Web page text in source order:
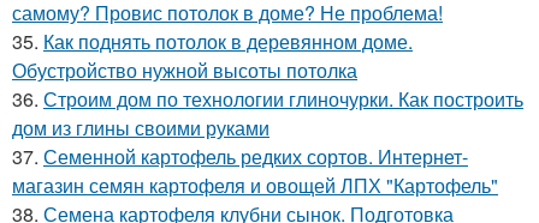
самому? Провис потолок в доме? Не проблема!
35. Как поднять потолок в деревянном доме.
Обустройство нужной высоты потолка
36. Строим дом по технологии глиночурки. Как построить
дом из глины своими руками
37. Семенной картофель редких сортов. Интернет-
магазин семян картофеля и овощей ЛПХ "Картофель"
38. Семена картофеля клубни сынок. Подготовка